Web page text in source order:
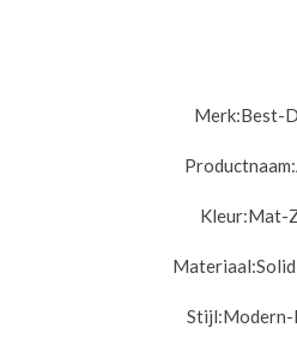
Merk:Best-
Productnaam:
Kleur:Mat-
Materiaal:
Stijl:Modern-